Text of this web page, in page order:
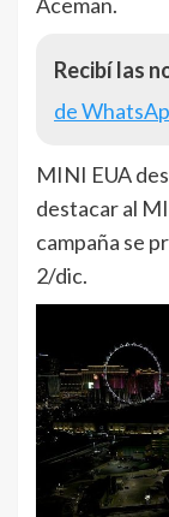
Recibí las
de
MINI EUA
destacar al
campaña se
2/dic.